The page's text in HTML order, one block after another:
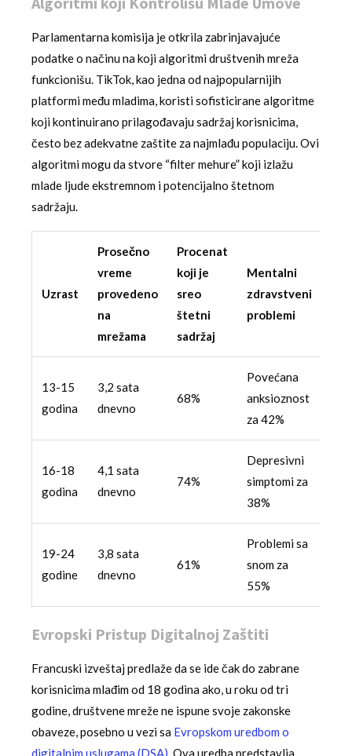
Parlamentarna komisija je otkrila zabrinjavajuće
podatke o načinu na koji algoritmi društvenih mreža
funkcionišu. TikTok, kao jedna od najpopularnijih
platformi među mladima, koristi sofisticirane algoritme
koji kontinuirano prilagođavaju sadržaj korisnicima,
često bez adekvatne zaštite za najmlađu populaciju. Ovi
algoritmi mogu da stvore “filter mehure” koji izlažu
mlade ljude ekstremnom i potencijalno štetnom
sadržaju.
Uzrast
Prosečno
vreme
provedeno
na
mrežama
Procenat
koji je
sreo
štetni
sadržaj
Mentalni
zdravstveni
problemi
13-15
godina
3,2 sata
dnevno
68%
Povećana
anksioznost
za 42%
16-18
godina
4,1 sata
dnevno
74%
Depresivni
simptomi za
38%
19-24
godine
3,8 sata
dnevno
61%
Problemi sa
snom za
55%
Evropski Pristup Digitalnoj Zaštiti
Francuski izveštaj predlaže da se ide čak do zabrane
korisnicima mlađim od 18 godina ako, u roku od tri
godine, društvene mreže ne ispune svoje zakonske
obaveze, posebno u vezi sa Evropskom uredbom o
digitalnim uslugama (DSA). Ova uredba predstavlja